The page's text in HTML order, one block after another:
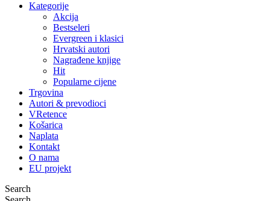
Kategorije
Akcija
Bestseleri
Evergreen i klasici
Hrvatski autori
Nagrađene knjige
Hit
Popularne cijene
Trgovina
Autori & prevodioci
VRetence
Košarica
Naplata
Kontakt
O nama
EU projekt
Search